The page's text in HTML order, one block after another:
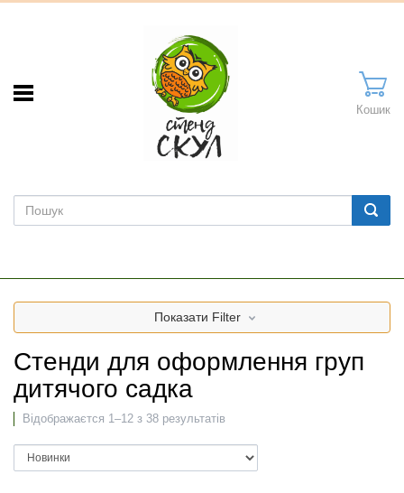
Кошик
Показати Filter
Стенди для оформлення груп
дитячого садка
Відображаєтся 1–12 з 38 результатів